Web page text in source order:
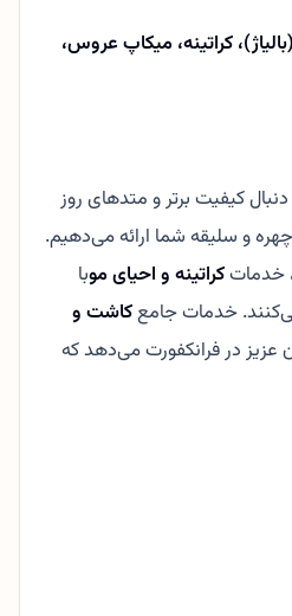
کراتینه، میکاپ عروس،
کیفیت برتر و متدهای روز
و سلیقه شما ارائه می‌دهیم.
خدماتکراتینه و احیای موبا
خدمات جامعکاشت و
عزیز در فرانکفورت می‌دهد که